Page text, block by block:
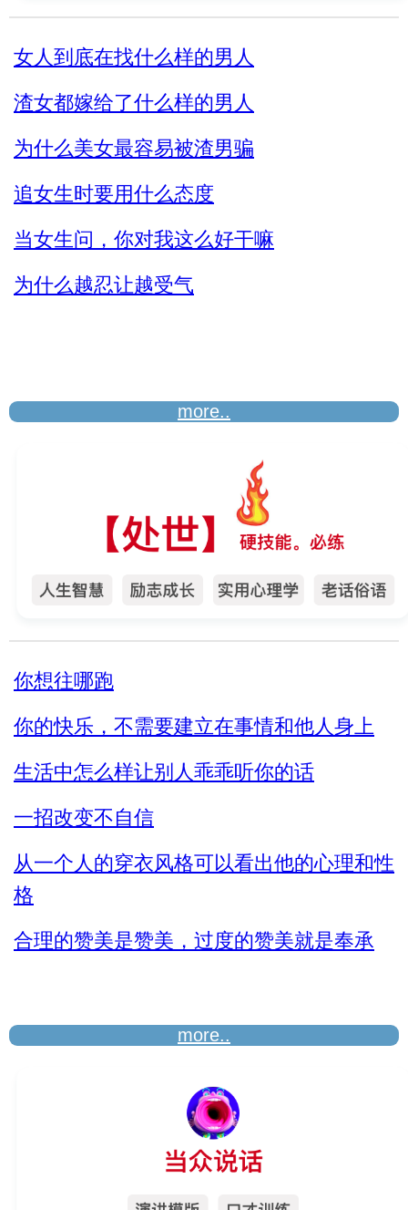
女人到底在找什么样的男人
渣女都嫁给了什么样的男人
为什么美女最容易被渣男骗
追女生时要用什么态度
当女生问，你对我这么好干嘛
为什么越忍让越受气
more..
你想往哪跑
你的快乐，不需要建立在事情和他人身上
生活中怎么样让别人乖乖听你的话
一招改变不自信
从一个人的穿衣风格可以看出他的心理和性
格
合理的赞美是赞美，过度的赞美就是奉承
more..